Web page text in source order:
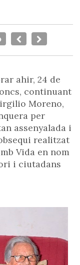
ahir, 24 de
continuant
Moreno,
per
assenyalada i
realitzat
Vida en nom
i ciutadans